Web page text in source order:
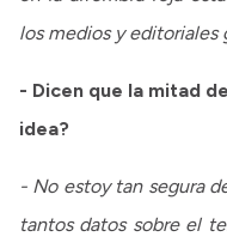
los medios y editoriales
- Dicen que la mitad
idea?
- No estoy tan segura
tantos datos sobre el